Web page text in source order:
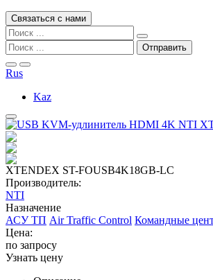
Связаться с нами
Rus
Kaz
XTENDEX ST-FOUSB4K18GB-LC
Производитель:
NTI
Назначение
АСУ ТП Air Traffic Control Командные
Цена:
по запросу
Узнать цену